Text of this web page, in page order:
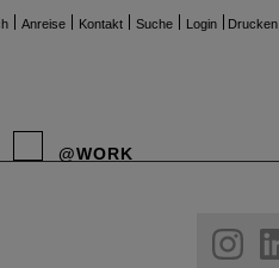
Anreise Kontakt Suche Login Drucken
@WORK
helmholtz.social
facebook